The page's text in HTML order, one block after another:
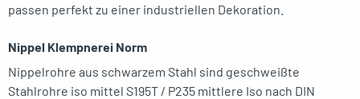
passen perfekt zu einer industriellen Dekoration.
Nippel Klempnerei Norm
Nippelrohre aus schwarzem Stahl sind geschweißte
Stahlrohre iso mittel S195T / P235 mittlere Iso nach DIN